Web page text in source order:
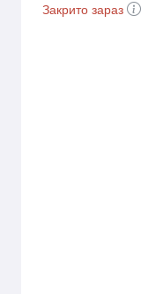
Закрито зараз